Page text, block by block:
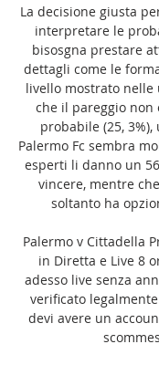
La decisione giusta
interpretare le
bisosgna prestare
dettagli come le
livello mostrato nelle
che il pareggio
probabile (25,
Palermo Fc sembra
esperti li danno un
vincere, mentre
soltanto ha
Palermo v Cittadella
in Diretta e Live 8
adesso live senza
verificato
devi avere un